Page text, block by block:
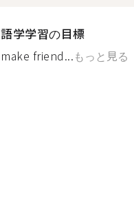
語学学習の目標
make friend...もっと見る